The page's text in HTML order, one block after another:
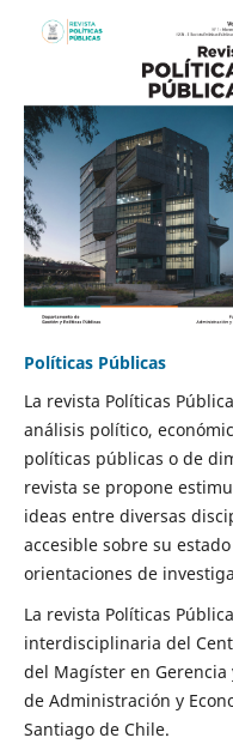
Políticas Públicas
La revista Políticas
análisis político,
políticas públicas o de
revista se propone
ideas entre diversas
accesible sobre su
orientaciones de
La revista Políticas
interdisciplinaria del
del Magíster en Gerencia
de Administración y
Santiago de Chile.